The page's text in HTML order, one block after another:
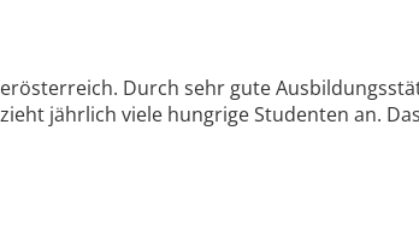
Durch sehr gute
jährlich viele hungrige Studenten an. Das